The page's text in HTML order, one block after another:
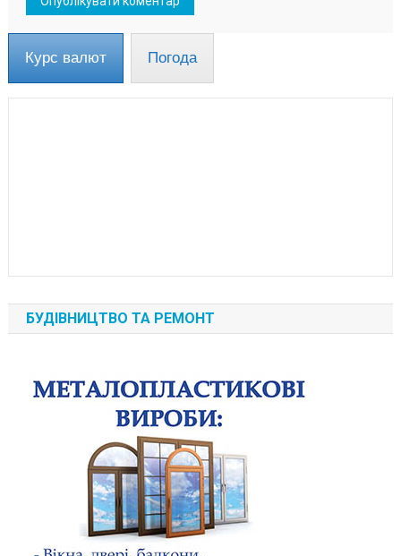
Курс валют Погода
БУДІВНИЦТВО ТА РЕМОНТ